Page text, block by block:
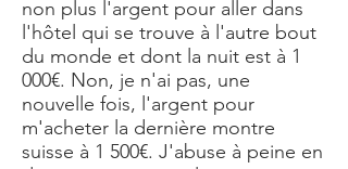
non plus l'argent pour aller dans
l'hôtel qui se trouve à l'autre bout
du monde et dont la nuit est à 1
000€. Non, je n'ai pas, une
nouvelle fois, l'argent pour
m'acheter la dernière montre
suisse à 1 500€. J'abuse à peine en